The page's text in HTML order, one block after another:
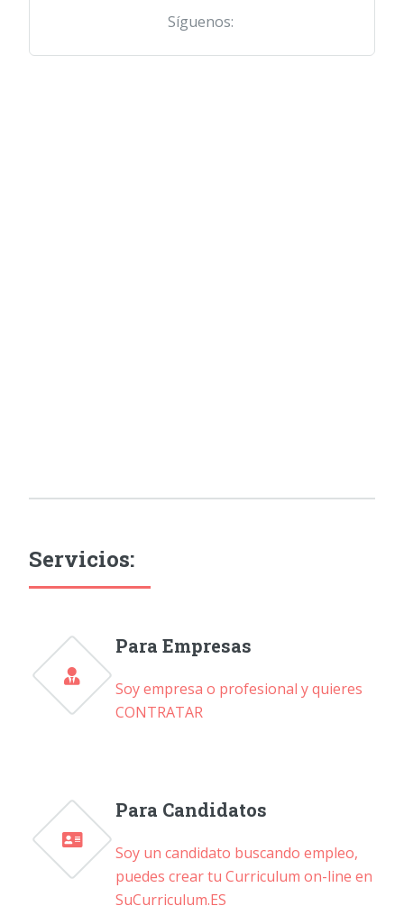
Síguenos:
Servicios:
Para Empresas
Soy empresa o profesional y quieres
CONTRATAR
Para Candidatos
Soy un candidato buscando empleo,
puedes crear tu Curriculum on-line en
SuCurriculum.ES